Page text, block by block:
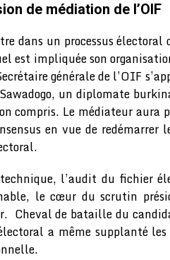
de médiation de l’OIF
dans un processus
est impliquée son
générale de l’OIF
un diplomate
compris. Le médiateur aura
en vue de redémarrer
l’audit du fichier
le cœur du scrutin
Cheval de bataille du
a même supplanté les